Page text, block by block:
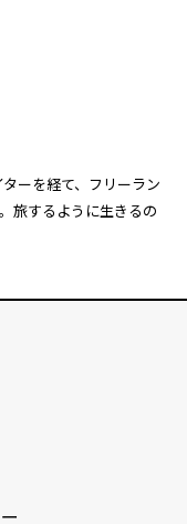
ーを経て、フリーラン
旅するように生きるの